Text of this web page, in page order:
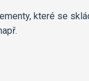
které se